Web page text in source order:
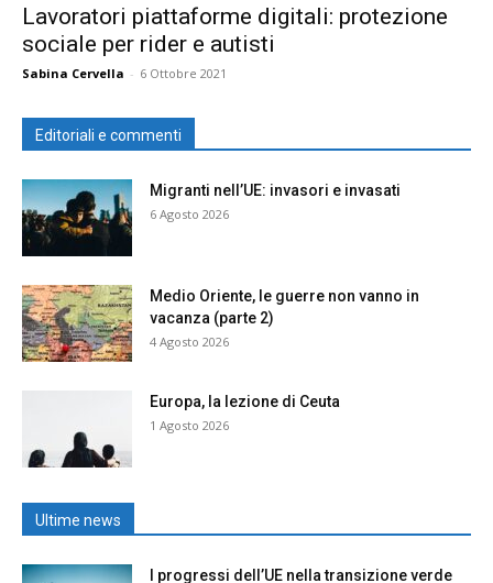
Lavoratori piattaforme digitali: protezione
sociale per rider e autisti
Sabina Cervella - 6 Ottobre 2021
Editoriali e commenti
Migranti nell’UE: invasori e invasati
6 Agosto 2026
Medio Oriente, le guerre non vanno in
vacanza (parte 2)
4 Agosto 2026
Europa, la lezione di Ceuta
1 Agosto 2026
Ultime news
I progressi dell’UE nella transizione verde